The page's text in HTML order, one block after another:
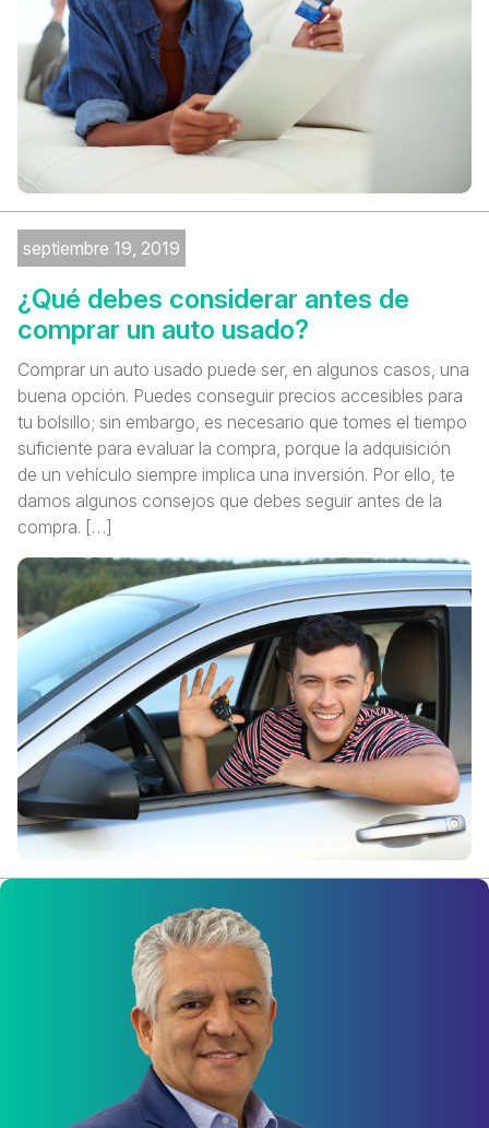
septiembre 19, 2019
¿Qué debes considerar antes de
comprar un auto usado?
Comprar un auto usado puede ser, en algunos casos, una
buena opción. Puedes conseguir precios accesibles para
tu bolsillo; sin embargo, es necesario que tomes el tiempo
suficiente para evaluar la compra, porque la adquisición
de un vehículo siempre implica una inversión. Por ello, te
damos algunos consejos que debes seguir antes de la
compra. […]